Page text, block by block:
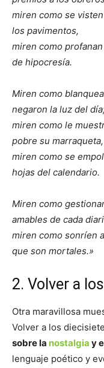
miren como se
los pavimentos,
miren como
de hipocresía.
Miren como
negaron la luz del
miren como le
pobre su marraqueta,
miren como se
hojas del calendario.
Miren como
amables de cada
miren como sonríen
que son mortales.»
2. Volver a
Otra maravillosa
Volver a los
sobre la nostalgia y
lenguaje poético y